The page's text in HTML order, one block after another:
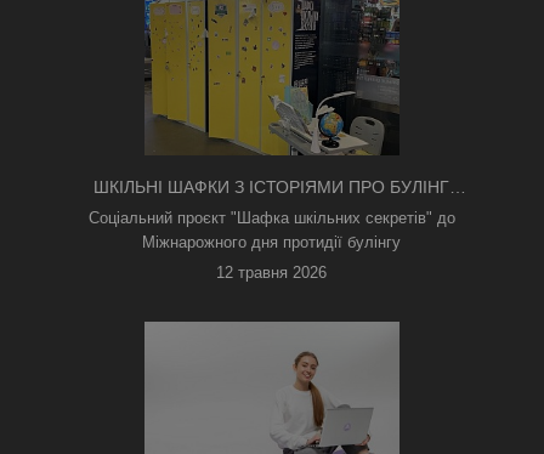
ШКІЛЬНІ ШАФКИ З ІСТОРІЯМИ ПРО БУЛІНГ
З'ЯВИЛИСЯ В КИЄВІ
Соціальний проєкт "Шафка шкільних секретів" до
Міжнарожного дня протидії булінгу
12 травня 2026